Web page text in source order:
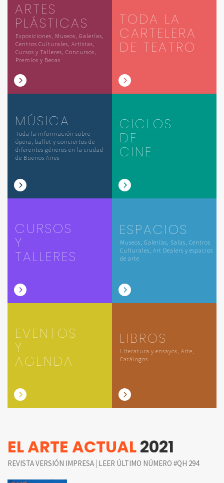
ARTES
PLÁSTICAS
Exposiciones, Museos, Galerías,
Centros Culturales, Artistas,
Cursos y Talleres, Concursos,
Premios y Becas
TODA LA
CARTELERA
DE TEATRO
MÚSICA
Toda la información sobre
ópera, ballet y conciertos de
diferentes géneros en la ciudad
de Buenos Aires
CICLOS
DE
CINE
CURSOS
Y
TALLERES
ESPACIOS
Museos, Galerías, Salas, Centros
Culturales, Art Dealers y espacios
de arte
EVENTOS
Y
AGENDA
LIBROS
Literatura y ensayos, Arte,
Catálogos
EL ARTE ACTUAL2021
REVISTA VERSIÓN IMPRESA | LEER ÚLTIMO NÚMERO #QH 294